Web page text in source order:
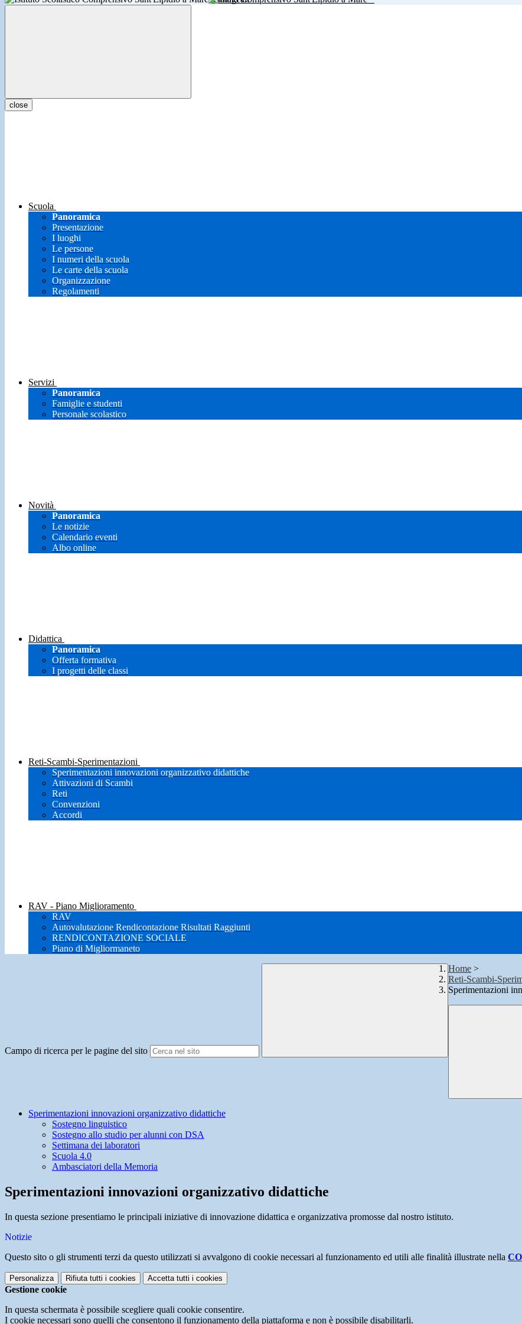
close
Scuola
Panoramica
Presentazione
I luoghi
Le persone
I numeri della scuola
Le carte della scuola
Organizzazione
Regolamenti
Servizi
Panoramica
Famiglie e studenti
Personale scolastico
Novità
Panoramica
Le notizie
Calendario eventi
Albo online
Didattica
Panoramica
Offerta formativa
I progetti delle classi
Reti-Scambi-Sperimentazioni
Sperimentazioni innovazioni organizzativo didattiche
Attivazioni di Scambi
Reti
Convenzioni
Accordi
RAV - Piano Miglioramento
RAV
Autovalutazione Rendicontazione Risultati Raggiunti
RENDICONTAZIONE SOCIALE
Piano di Migliormaneto
Campo di ricerca per le pagine del sito
Home >
Reti-Scambi-
Sperimentazioni
Sperimentazioni innovazioni organizzativo didattiche
Sostegno linguistico
Sostegno allo studio per alunni con DSA
Settimana dei laboratori
Scuola 4.0
Ambasciatori della Memoria
Sperimentazioni innovazioni organizzativo didattiche
In questa sezione presentiamo le principali iniziative di innovazione didattica e organizzativa promosse dal nostro istituto.
Notizie
Questo sito o gli strumenti terzi da questo utilizzati si avvalgono di cookie necessari al funzionamento ed utili alle finalità illustrate nella
Personalizza Rifiuta tutti i cookies Accetta tutti i cookies
Gestione cookie
In questa schermata è possibile scegliere quali cookie consentire.
I cookie necessari sono quelli che consentono il funzionamento della piattaforma e non è possibile disabilitarli.